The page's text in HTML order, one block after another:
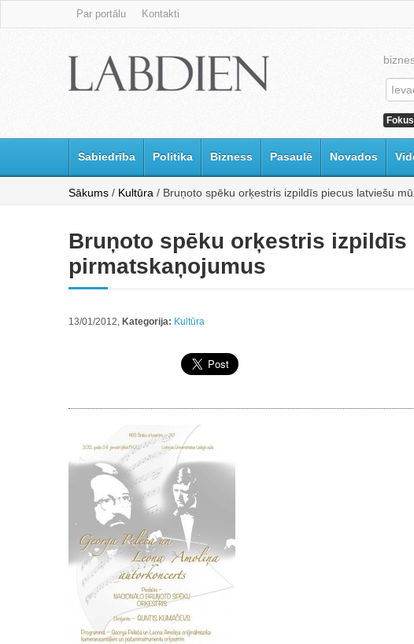
Par portālu Kontakti
Sabiedrība Politika Bizness Pasaulē Novados
Sākums / Kultūra / Bruņoto spēku orķestris izpildīs piecus latviešu
Bruņoto spēku orķestris
pirmatskaņojumus
13/01/2012, Kategorija: Kultūra